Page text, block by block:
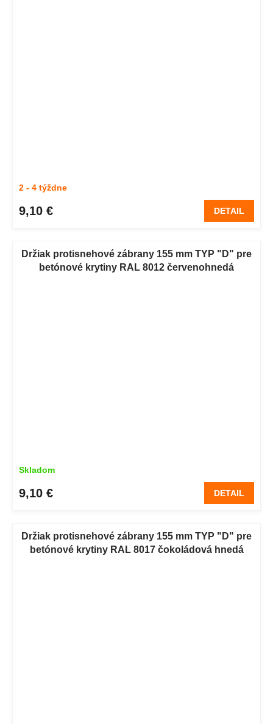
2 - 4 týždne
9,10 € DETAIL
Držiak protisnehové zábrany 155 mm TYP "D" pre
betónové krytiny RAL 8012 červenohnedá
Skladom
9,10 € DETAIL
Držiak protisnehové zábrany 155 mm TYP "D" pre
betónové krytiny RAL 8017 čokoládová hnedá